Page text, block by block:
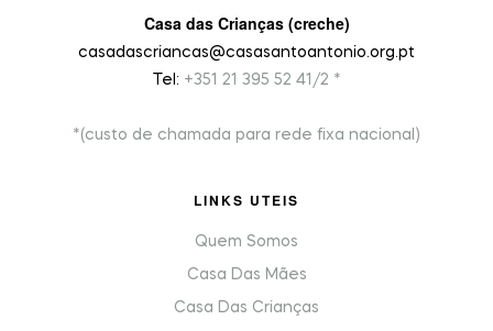
Casa das Crianças (creche)
casadascriancas@casasantoantonio.org.pt
Tel: +351 21 395 52 41/2 *
*(custo de chamada para rede fixa nacional)
LINKS UTEIS
Quem Somos
Casa Das Mães
Casa Das Crianças